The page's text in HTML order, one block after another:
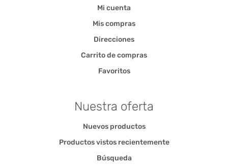
Mi cuenta
Mis compras
Direcciones
Carrito de compras
Favoritos
Nuestra oferta
Nuevos productos
Productos vistos recientemente
Búsqueda